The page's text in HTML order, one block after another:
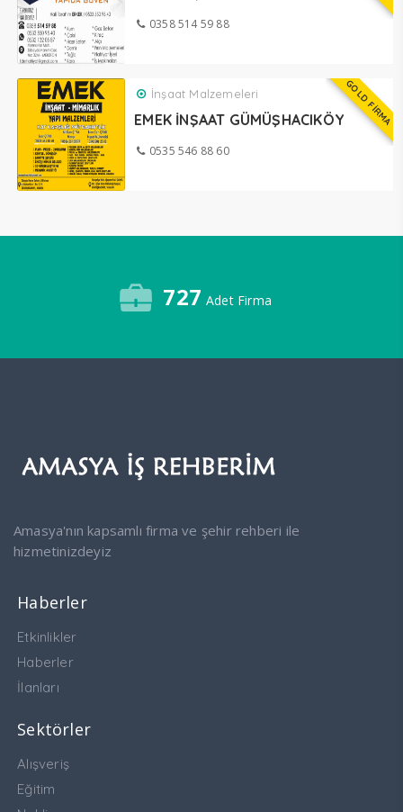
0358 514 59 88
GOLD FİRMA
İnşaat Malzemeleri
EMEK İNŞAAT GÜMÜŞHACIKÖY
0535 546 88 60
727 Adet Firma
Amasya'nın kapsamlı firma ve şehir rehberi ile
hizmetinizdeyiz
Haberler
Etkinlikler
Haberler
İlanları
Sektörler
Alışveriş
Eğitim